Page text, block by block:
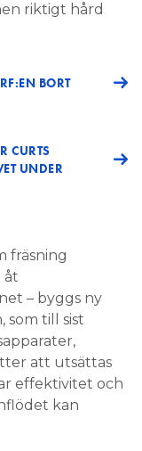
riktigt hård
BORT
CURTS
UNDER
fräsning
åt
– byggs ny
som till sist
att utsättas
effektivitet och
kan